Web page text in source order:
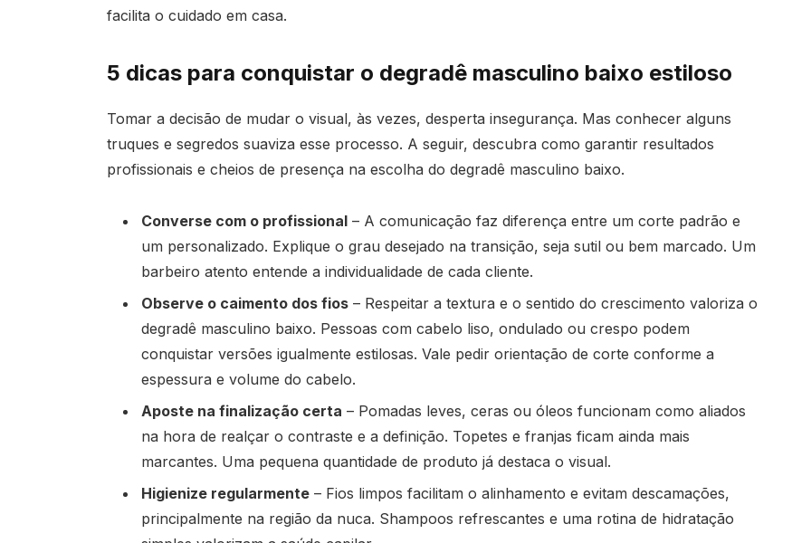
facilita o cuidado em casa.
5 dicas para conquistar o degradê masculino baixo estiloso
Tomar a decisão de mudar o visual, às vezes, desperta insegurança. Mas conhecer alguns
truques e segredos suaviza esse processo. A seguir, descubra como garantir resultados
profissionais e cheios de presença na escolha do degradê masculino baixo.
Converse com o profissional– A comunicação faz diferença entre um corte padrão e
um personalizado. Explique o grau desejado na transição, seja sutil ou bem marcado. Um
barbeiro atento entende a individualidade de cada cliente.
Observe o caimento dos fios– Respeitar a textura e o sentido do crescimento valoriza o
degradê masculino baixo. Pessoas com cabelo liso, ondulado ou crespo podem
conquistar versões igualmente estilosas. Vale pedir orientação de corte conforme a
espessura e volume do cabelo.
Aposte na finalização certa – Pomadas leves, ceras ou óleos funcionam como aliados
na hora de realçar o contraste e a definição. Topetes e franjas ficam ainda mais
marcantes. Uma pequena quantidade de produto já destaca o visual.
Higienize regularmente– Fios limpos facilitam o alinhamento e evitam descamações,
principalmente na região da nuca. Shampoos refrescantes e uma rotina de hidratação